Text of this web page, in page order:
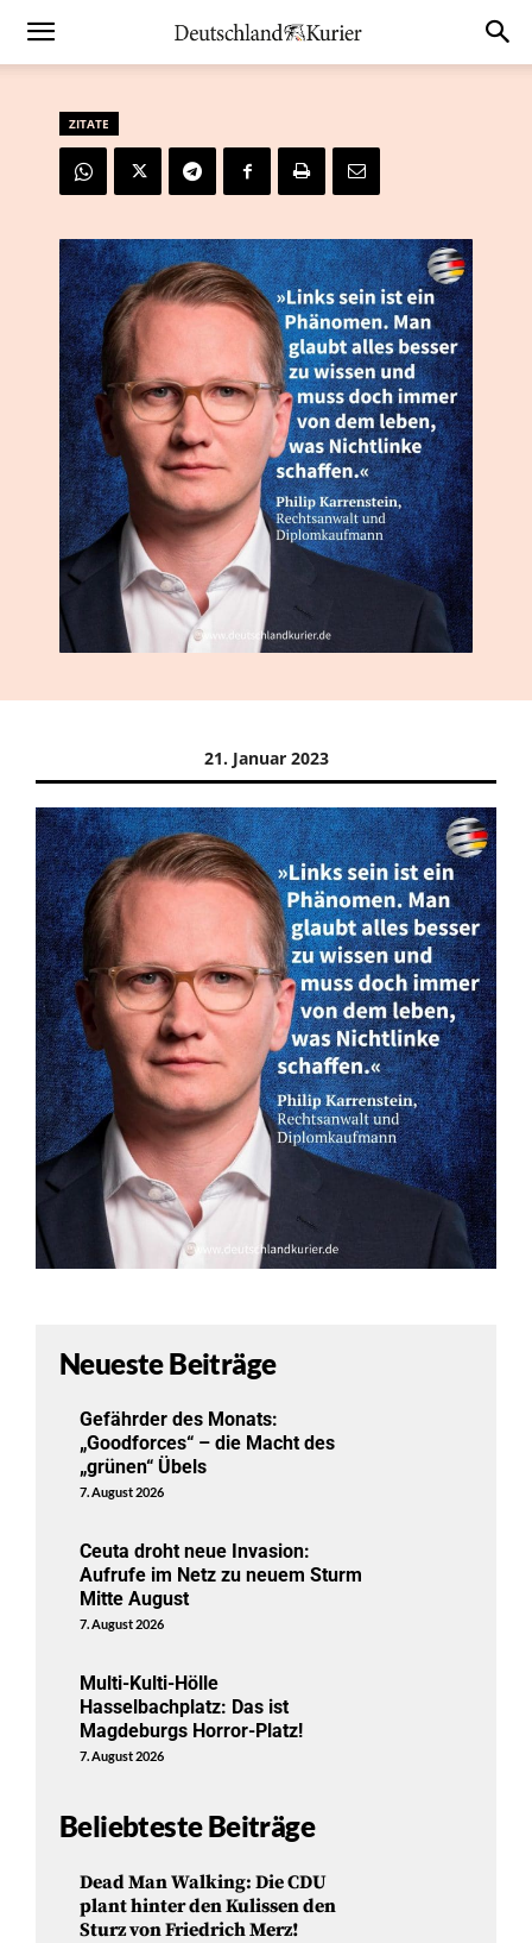
ZITATE
21. Januar 2023
Neueste Beiträge
Gefährder des Monats:
„Goodforces“ – die Macht des
„grünen“ Übels
7. August 2026
Ceuta droht neue Invasion:
Aufrufe im Netz zu neuem Sturm
Mitte August
7. August 2026
Multi-Kulti-Hölle
Hasselbachplatz: Das ist
Magdeburgs Horror-Platz!
7. August 2026
Beliebteste Beiträge
Dead Man Walking: Die CDU
plant hinter den Kulissen den
Sturz von Friedrich Merz!